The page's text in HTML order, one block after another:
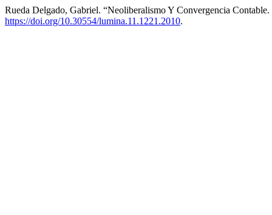
Rueda Delgado, Gabriel. “Neoliberalismo Y Convergencia
https://doi.org/10.30554/lumina.11.1221.2010.